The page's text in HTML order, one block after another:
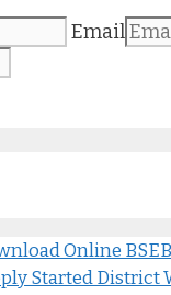
Email
Online
Started District